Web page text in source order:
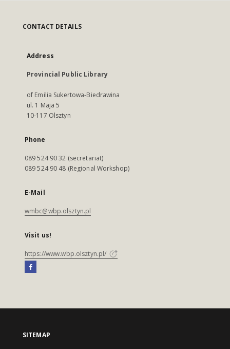
CONTACT DETAILS
Address
Provincial Public Library
of Emilia Sukertowa-Biedrawina
ul. 1 Maja 5
10-117 Olsztyn
Phone
089 524 90 32 (secretariat)
089 524 90 48 (Regional Workshop)
E-Mail
wmbc@wbp.olsztyn.pl
Visit us!
https://www.wbp.olsztyn.pl/
SITEMAP